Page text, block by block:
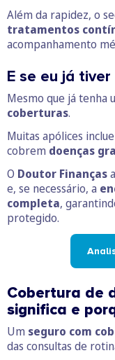
Além da rapidez, o
tratamentos
acompanhamento
E se eu já
Mesmo que já tenha
coberturas.
Muitas apólices
cobrem doenças
O Doutor Finanças
e, se necessário, a
completa,
protegido.
Cobertura de
significa e
Um seguro com
das consultas de